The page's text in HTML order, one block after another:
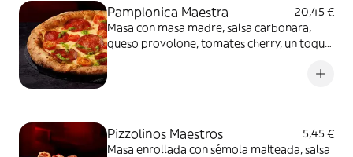
Pamplonica Maestra
20,45 €
Masa con masa madre, salsa carbonara,
queso provolone, tomates cherry, un toque
Pizzolinos Maestros
5,45 €
Masa enrollada con sémola malteada, salsa